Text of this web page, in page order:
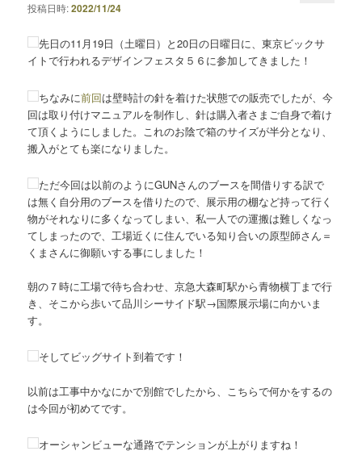
投稿日時:2022/11/24
先日の11月19日（土曜日）と20日の日曜日に、東京ビックサ
イトで行われるデザインフェスタ５６に参加してきました！
ちなみに前回は壁時計の針を着けた状態での販売でしたが、今
回は取り付けマニュアルを制作し、針は購入者さまご自身で着け
て頂くようにしました。これのお陰で箱のサイズが半分となり、
搬入がとても楽になりました。
ただ今回は以前のようにGUNさんのブースを間借りする訳で
は無く自分用のブースを借りたので、展示用の棚など持って行く
物がそれなりに多くなってしまい、私一人での運搬は難しくなっ
てしまったので、工場近くに住んでいる知り合いの原型師さん＝
くまさんに御願いする事にしました！
朝の７時に工場で待ち合わせ、京急大森町駅から青物横丁まで行
き、そこから歩いて品川シーサイド駅→国際展示場に向かいま
す。
そしてビッグサイト到着です！
以前は工事中かなにかで別館でしたから、こちらで何かをするの
は今回が初めてです。
オーシャンビューな通路でテンションが上がりますね！